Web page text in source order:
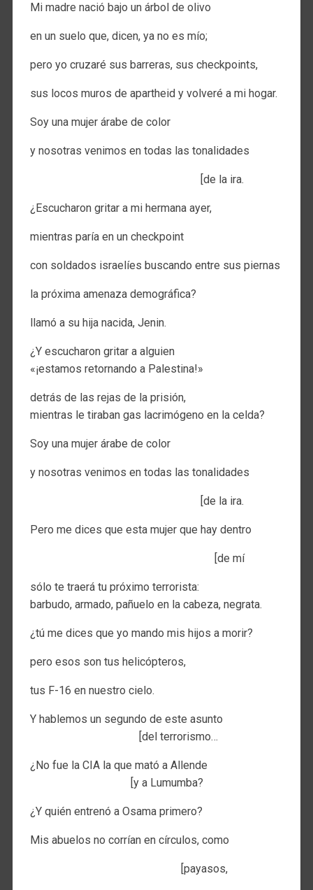
Mi madre nació bajo un árbol de olivo
en un suelo que, dicen, ya no es mío;
pero yo cruzaré sus barreras, sus checkpoints,
sus locos muros de apartheid y volveré a mi hogar.
Soy una mujer árabe de color
y nosotras venimos en todas las tonalidades
[de la ira.
¿Escucharon gritar a mi hermana ayer,
mientras paría en un checkpoint
con soldados israelíes buscando entre sus piernas
la próxima amenaza demográfica?
llamó a su hija nacida, Jenin.
¿Y escucharon gritar a alguien
«¡estamos retornando a Palestina!»
detrás de las rejas de la prisión,
mientras le tiraban gas lacrimógeno en la celda?
Soy una mujer árabe de color
y nosotras venimos en todas las tonalidades
[de la ira.
Pero me dices que esta mujer que hay dentro
[de mí
sólo te traerá tu próximo terrorista:
barbudo, armado, pañuelo en la cabeza, negrata.
¿tú me dices que yo mando mis hijos a morir?
pero esos son tus helicópteros,
tus F-16 en nuestro cielo.
Y hablemos un segundo de este asunto
[del terrorismo…
¿No fue la CIA la que mató a Allende
[y a Lumumba?
¿Y quién entrenó a Osama primero?
Mis abuelos no corrían en círculos, como
[payasos,